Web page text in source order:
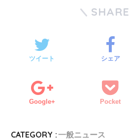
SHARE
ツイート シェア
Google+ Pocket
CATEGORY :一般ニュース